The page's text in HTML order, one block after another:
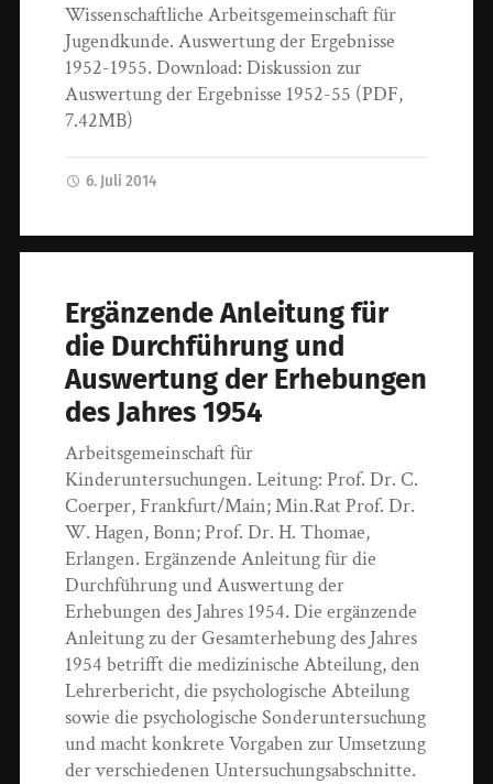
Wissenschaftliche Arbeitsgemeinschaft für
Jugendkunde. Auswertung der Ergebnisse
1952-1955. Download: Diskussion zur
Auswertung der Ergebnisse 1952-55 (PDF,
7.42MB)
6. Juli 2014
Ergänzende Anleitung für
die Durchführung und
Auswertung der Erhebungen
des Jahres 1954
Arbeitsgemeinschaft für
Kinderuntersuchungen. Leitung: Prof. Dr. C.
Coerper, Frankfurt/Main; Min.Rat Prof. Dr.
W. Hagen, Bonn; Prof. Dr. H. Thomae,
Erlangen. Ergänzende Anleitung für die
Durchführung und Auswertung der
Erhebungen des Jahres 1954. Die ergänzende
Anleitung zu der Gesamterhebung des Jahres
1954 betrifft die medizinische Abteilung, den
Lehrerbericht, die psychologische Abteilung
sowie die psychologische Sonderuntersuchung
und macht konkrete Vorgaben zur Umsetzung
der verschiedenen Untersuchungsabschnitte.